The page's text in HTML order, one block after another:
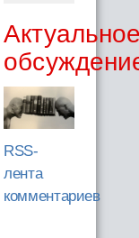
RSS-
лента
комментариев